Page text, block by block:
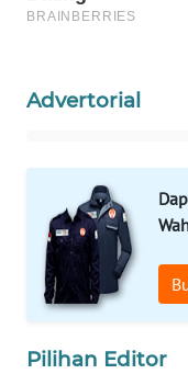
Advertorial
Pilihan Editor